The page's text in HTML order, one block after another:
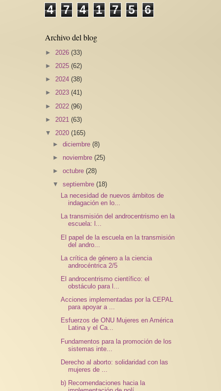
4 7 4 1 7 5 6
Archivo del blog
► 2026 (33)
► 2025 (62)
► 2024 (38)
► 2023 (41)
► 2022 (96)
► 2021 (63)
▼ 2020 (165)
►diciembre(8)
► noviembre(25)
►octubre(28)
▼septiembre(18)
La necesidad de nuevos ámbitos de
indagación en lo...
La transmisión del androcentrismo en la
escuela: l...
El papel de la escuela en la transmisión
del andro...
La crítica de género a la ciencia
androcéntrica 2/5
El androcentrismo científico: el
obstáculo para l...
Acciones implementadas por la CEPAL
para apoyar a ...
Esfuerzos de ONU Mujeres en América
Latina y el Ca...
Fundamentos para la promoción de los
sistemas inte...
Derecho al aborto: solidaridad con las
mujeres de ...
b) Recomendaciones hacia la